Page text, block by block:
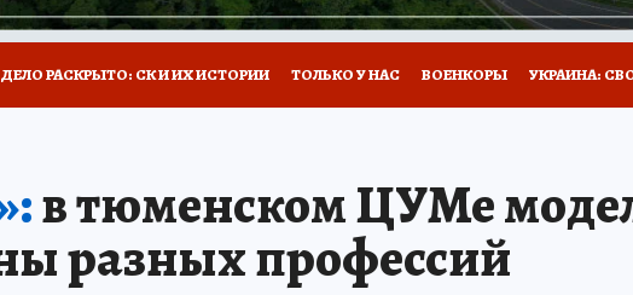
ДЕЛО РАСКРЫТО: СК И ИХ ИСТОРИИ ТОЛЬКО У НАС ВОЕНКОРЫ УКРАИНА:
в тюменском ЦУМе
разных профессий